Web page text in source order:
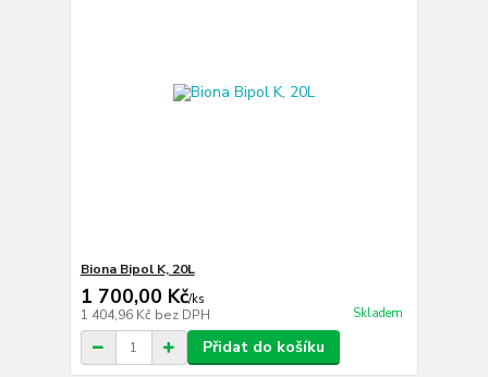
Biona Bipol K, 20L
1 700,00 Kč/ks
1 404,96 Kč bez DPH Skladem
Přidat do košíku